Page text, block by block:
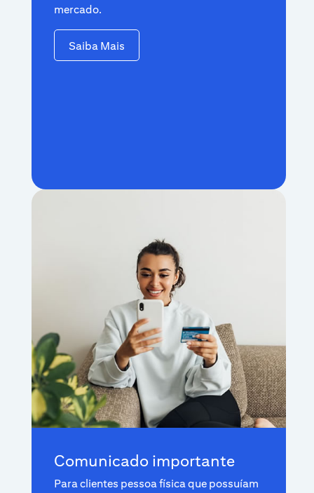
mercado.
Saiba Mais
Comunicado importante
Para clientes pessoa física que possuíam